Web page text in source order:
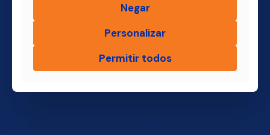
Quem Somos
Produtos
Onde Estamos
Atendimento Old
Negar
Personalizar
Permitir todos